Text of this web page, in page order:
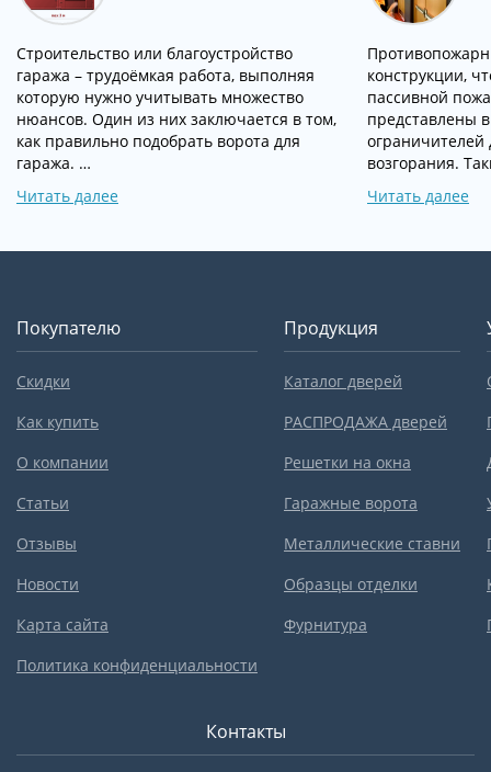
Строительство или благоустройство
гаража – трудоёмкая работа, выполняя
которую нужно учитывать множество
нюансов. Один из них заключается в том,
как правильно подобрать ворота для
гаража. …
Читать далее
конструкции,
пассивной
представлены
ограничителей
возгорания.
Читать далее
Покупателю
Скидки
Как купить
О компании
Статьи
Отзывы
Новости
Карта сайта
Политика конфиденциальности
Продукция
Каталог дверей
РАСПРОДАЖА дверей
Решетки на окна
Гаражные ворота
Металлические ставни
Образцы отделки
Фурнитура
Контакты